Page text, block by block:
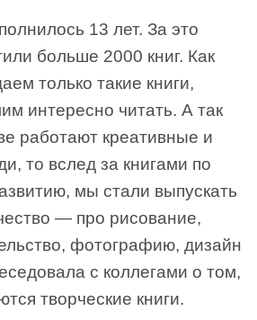
13 лет. За это
больше 2000 книг. Как
только такие книги,
интересно читать. А так
работают креативные и
то вслед за книгами по
мы стали выпускать
— про рисование,
фотографию, дизайн
с коллегами о том,
творческие книги.